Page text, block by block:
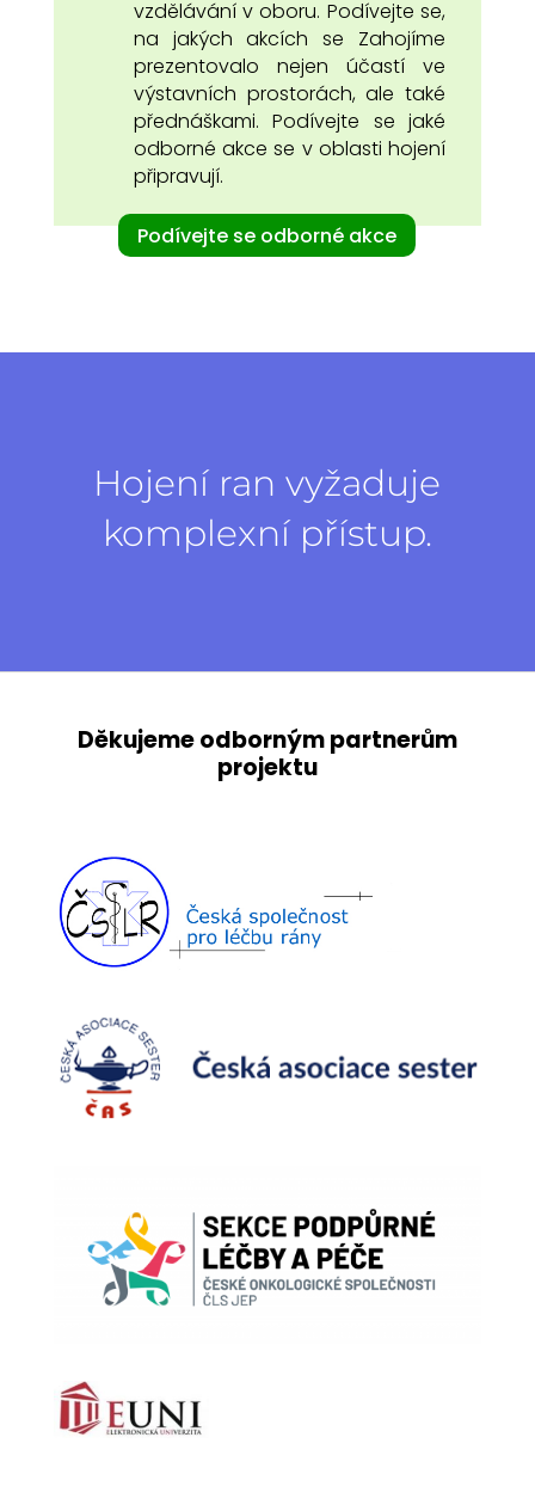
vzdělávání v oboru. Podívejte se,
na jakých akcích se Zahojíme
prezentovalo nejen účastí ve
výstavních prostorách, ale také
přednáškami. Podívejte se jaké
odborné akce se v oblasti hojení
připravují.
Podívejte se odborné akce
Hojení ran vyžaduje
komplexní přístup.
Děkujeme odborným partnerům
projektu